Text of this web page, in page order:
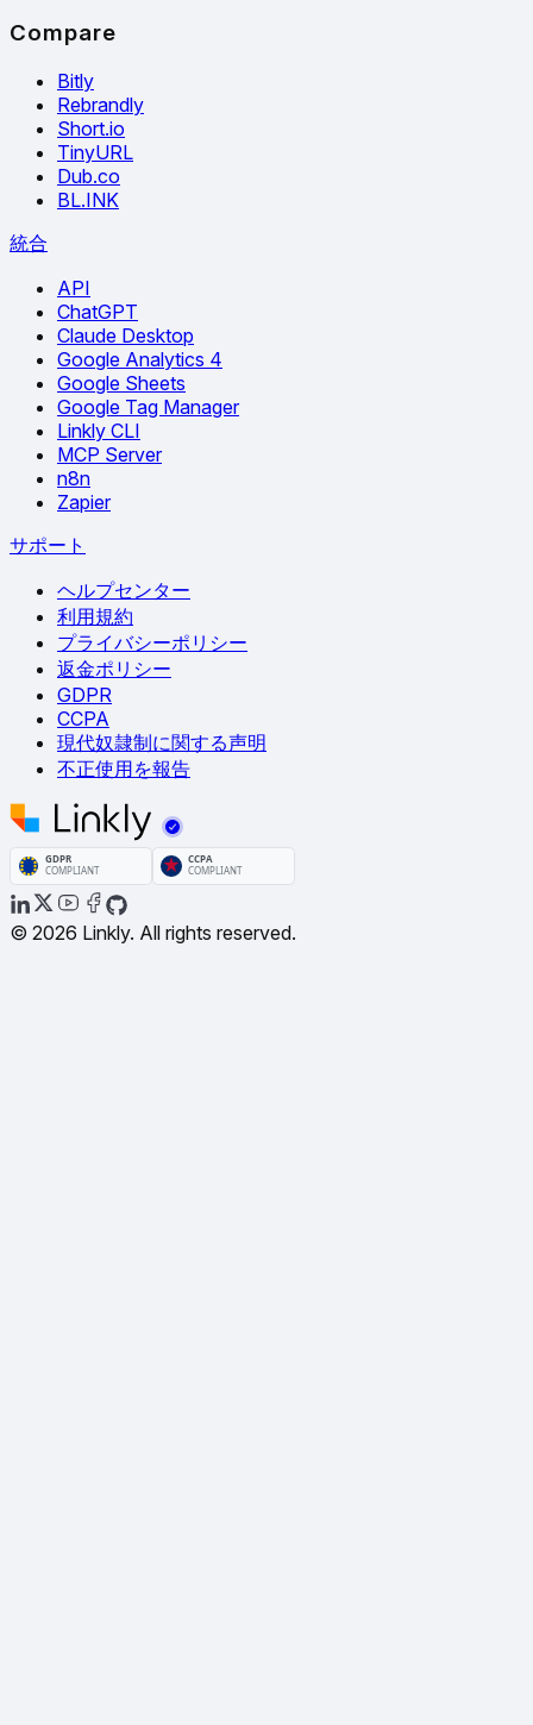
Compare
Bitly
Rebrandly
Short.io
TinyURL
Dub.co
BL.INK
統合
API
ChatGPT
Claude Desktop
Google Analytics 4
Google Sheets
Google Tag Manager
Linkly CLI
MCP Server
n8n
Zapier
サポート
ヘルプセンター
利用規約
プライバシーポリシー
返金ポリシー
GDPR
CCPA
現代奴隷制に関する声明
不正使用を報告
© 2026 Linkly. All rights reserved.